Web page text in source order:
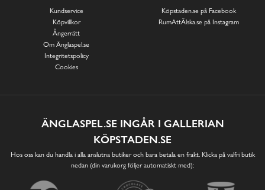
Kundservice
Köpvillkor
Ångerrätt
Om Änglaspel.se
Integritetspolicy
Cookies
Köpstaden.se på Facebook
RumAttÄlska.se på Instagram
ÄNGLASPEL.SE INGÅR I GALLERIAN
KÖPSTADEN.SE
Hos oss kan du handla i alla anslutna butiker och bara betala en frakt. Klicka på valfri butik
nedan (din varukorg följer automatiskt med):